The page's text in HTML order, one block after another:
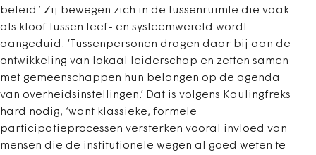
beleid.’ Zij bewegen zich in de tussenruimte die vaak
als kloof tussen leef- en systeemwereld wordt
aangeduid. ‘Tussenpersonen dragen daar bij aan de
ontwikkeling van lokaal leiderschap en zetten samen
met gemeenschappen hun belangen op de agenda
van overheidsinstellingen.’ Dat is volgens Kaulingfreks
hard nodig, ‘want klassieke, formele
participatieprocessen versterken vooral invloed van
mensen die de institutionele wegen al goed weten te